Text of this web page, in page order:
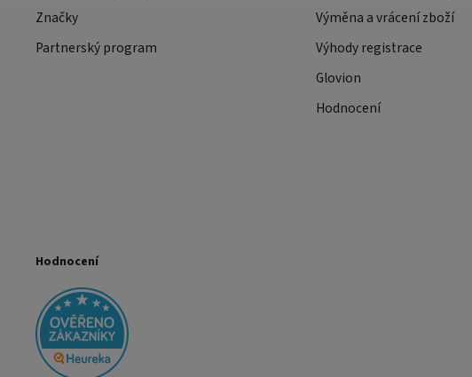
Značky
Partnerský program
Výměna a vrácení zboží
Výhody registrace
Glovion
Hodnocení
Hodnocení